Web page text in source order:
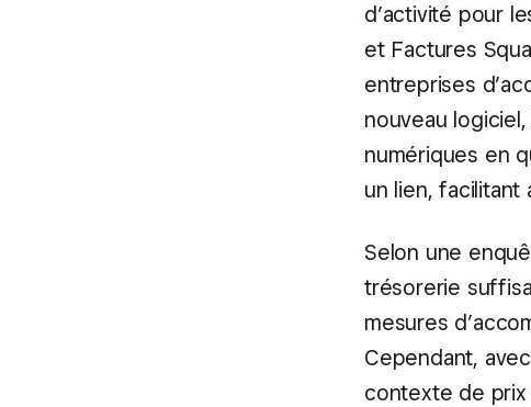
d’activité pour
et Factures
entreprises
nouveau
numériques en
un lien, facilitant
Selon une
trésorerie
mesures
Cependant,
contexte de